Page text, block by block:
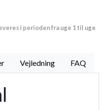
i perioden fra uge 1 til uge
Vejledning FAQ